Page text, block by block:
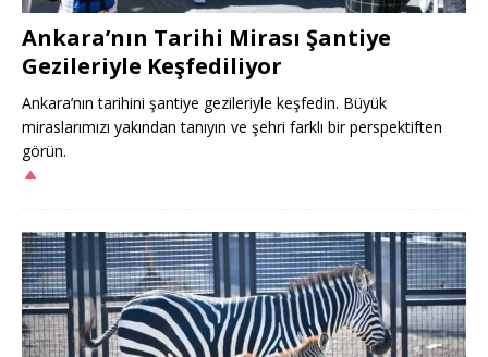
Ankara’nın Tarihi Mirası Şantiye
Gezileriyle Keşfediliyor
Ankara’nın tarihini şantiye gezileriyle keşfedin. Büyük
miraslarımızı yakından tanıyın ve şehri farklı bir perspektiften
görün.